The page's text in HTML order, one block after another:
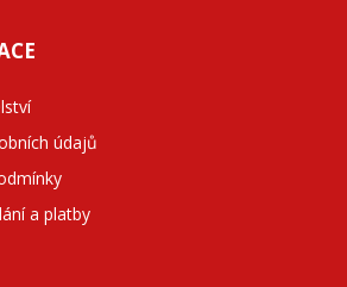
údajů
a platby